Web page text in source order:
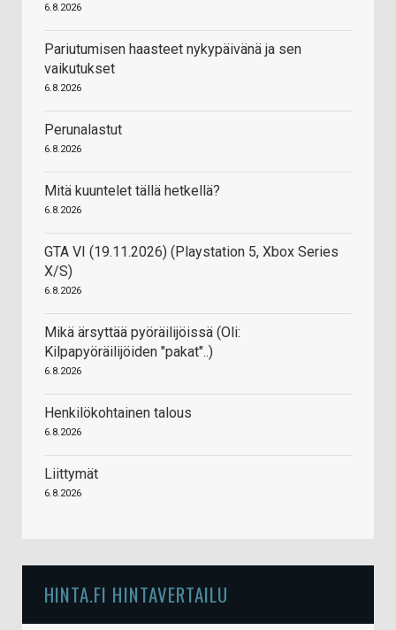
6.8.2026
Pariutumisen haasteet nykypäivänä ja sen
vaikutukset
6.8.2026
Perunalastut
6.8.2026
Mitä kuuntelet tällä hetkellä?
6.8.2026
GTA VI (19.11.2026) (Playstation 5, Xbox Series
X/S)
6.8.2026
Mikä ärsyttää pyöräilijöissä (Oli:
Kilpapyöräilijöiden "pakat"..)
6.8.2026
Henkilökohtainen talous
6.8.2026
Liittymät
6.8.2026
HINTA.FI HINTAVERTAILU